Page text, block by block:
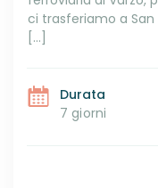
ci trasferiamo a
[…]
Durata
7 giorni